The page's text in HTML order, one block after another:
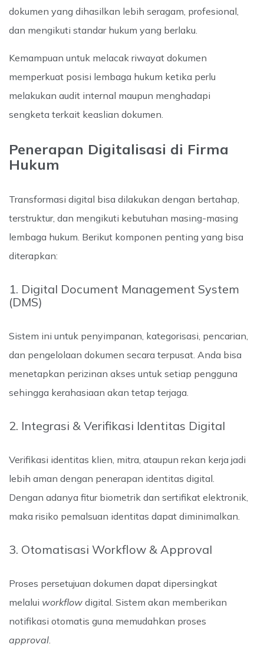
dokumen yang dihasilkan lebih seragam, profesional,
dan mengikuti standar hukum yang berlaku.
Kemampuan untuk melacak riwayat dokumen
memperkuat posisi lembaga hukum ketika perlu
melakukan audit internal maupun menghadapi
sengketa terkait keaslian dokumen.
Penerapan Digitalisasi di Firma
Hukum
Transformasi digital bisa dilakukan dengan bertahap,
terstruktur, dan mengikuti kebutuhan masing-masing
lembaga hukum. Berikut komponen penting yang bisa
diterapkan:
1. Digital Document Management System
(DMS)
Sistem ini untuk penyimpanan, kategorisasi, pencarian,
dan pengelolaan dokumen secara terpusat. Anda bisa
menetapkan perizinan akses untuk setiap pengguna
sehingga kerahasiaan akan tetap terjaga.
2. Integrasi & Verifikasi Identitas Digital
Verifikasi identitas klien, mitra, ataupun rekan kerja jadi
lebih aman dengan penerapan identitas digital.
Dengan adanya fitur biometrik dan sertifikat elektronik,
maka risiko pemalsuan identitas dapat diminimalkan.
3. Otomatisasi Workflow & Approval
Proses persetujuan dokumen dapat dipersingkat
melalui workflow digital. Sistem akan memberikan
notifikasi otomatis guna memudahkan proses
approval.